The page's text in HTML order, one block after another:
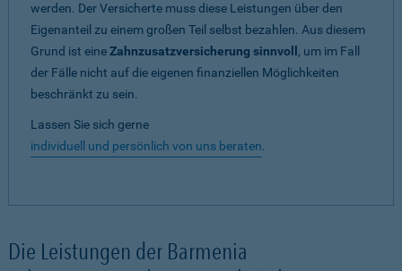
werden. Der Versicherte muss diese Leistungen über den
Eigenanteil zu einem großen Teil selbst bezahlen. Aus diesem
Grund ist eineZahnzusatzversicherung sinnvoll , um im Fall
der Fälle nicht auf die eigenen finanziellen Möglichkeiten
beschränkt zu sein.
Lassen Sie sich gerne
individuell und persönlich von uns beraten.
Die Leistungen der Barmenia